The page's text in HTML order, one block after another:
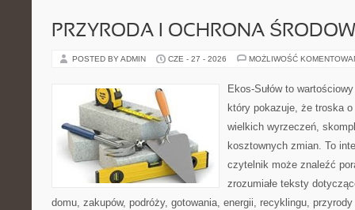
PRZYRODA I OCHRONA
POSTED BY ADMIN CZE - 27 - 2026 MOŻLIWOŚĆ
Ekos-Sułów to
który pokazuje, że troska
wielkich wyrzeczeń,
kosztownych zmian. To
czytelnik może znaleźć
zrozumiałe teksty
domu, zakupów, podróży, gotowania, energii, recyklingu,